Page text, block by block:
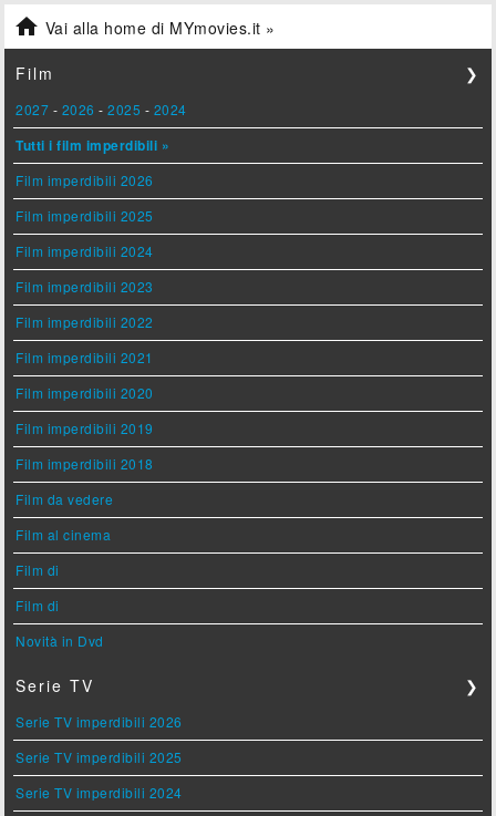
 Vai alla home di MYmovies.it »
Film ❯
2027 - 2026 -2025 - 2024
Tutti i film imperdibili »
Film imperdibili 2026
Film imperdibili 2025
Film imperdibili 2024
Film imperdibili 2023
Film imperdibili 2022
Film imperdibili 2021
Film imperdibili 2020
Film imperdibili 2019
Film imperdibili 2018
Film da vedere
Film al cinema
Film di
Film di
Novità in Dvd
Serie TV ❯
Serie TV imperdibili 2026
Serie TV imperdibili 2025
Serie TV imperdibili 2024